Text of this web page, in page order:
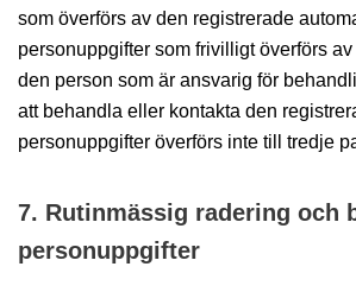
som överförs av den registrerade
personuppgifter som frivilligt överförs av
den person som är ansvarig för
att behandla eller kontakta den
personuppgifter överförs inte till tredje
7. Rutinmässig radering och
personuppgifter